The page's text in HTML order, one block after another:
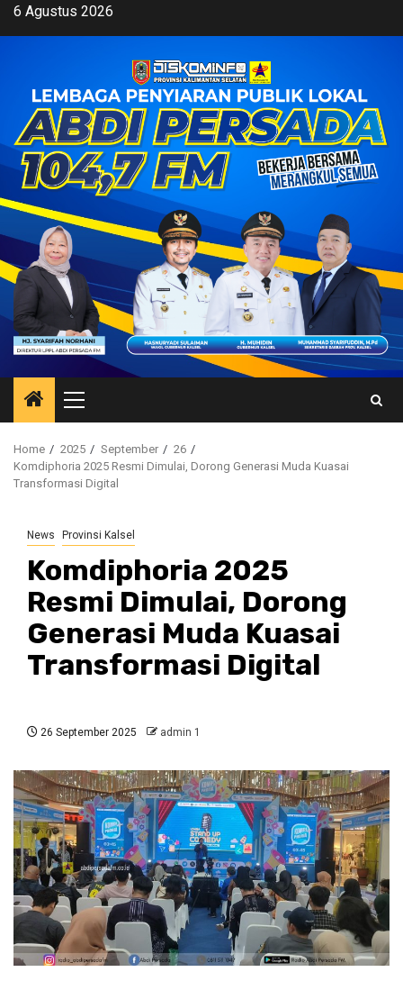
Skip6 Agustus 2026
Primary
Menu
Home 2025 September
26
Komdiphoria 2025 Resmi Dimulai, Dorong Generasi Muda Kuasai
Transformasi Digital
News Provinsi Kalsel
Komdiphoria 2025
Resmi Dimulai, Dorong
Generasi Muda Kuasai
Transformasi Digital
26 September 2025 admin 1